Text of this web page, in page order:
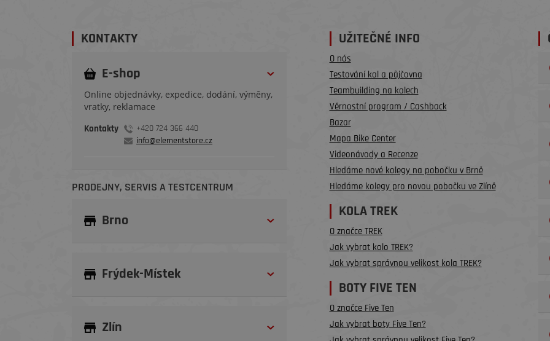
KONTAKTY
E-shop
Online objednávky, expedice, dodání, výměny,
vratky, reklamace
Kontakty
+420 724 366 440
info@elementstore.cz
PRODEJNY, SERVIS A TESTCENTRUM
Brno
Frýdek-Místek
Zlín
UŽITEČNÉ INFO
O nás
Testování kol a půjčovna
Teambuilding na kolech
Věrnostní program / Cashback
Bazar
Mapa Bike Center
Videonávody a Recenze
Hledáme nové kolegy na pobočku v Brně
Hledáme kolegy pro novou pobočku ve Zlíně
KOLA TREK
O značce TREK
Jak vybrat kolo TREK?
Jak vybrat správnou velikost kola TREK?
BOTY FIVE TEN
O značce Five Ten
Jak vybrat boty Five Ten?